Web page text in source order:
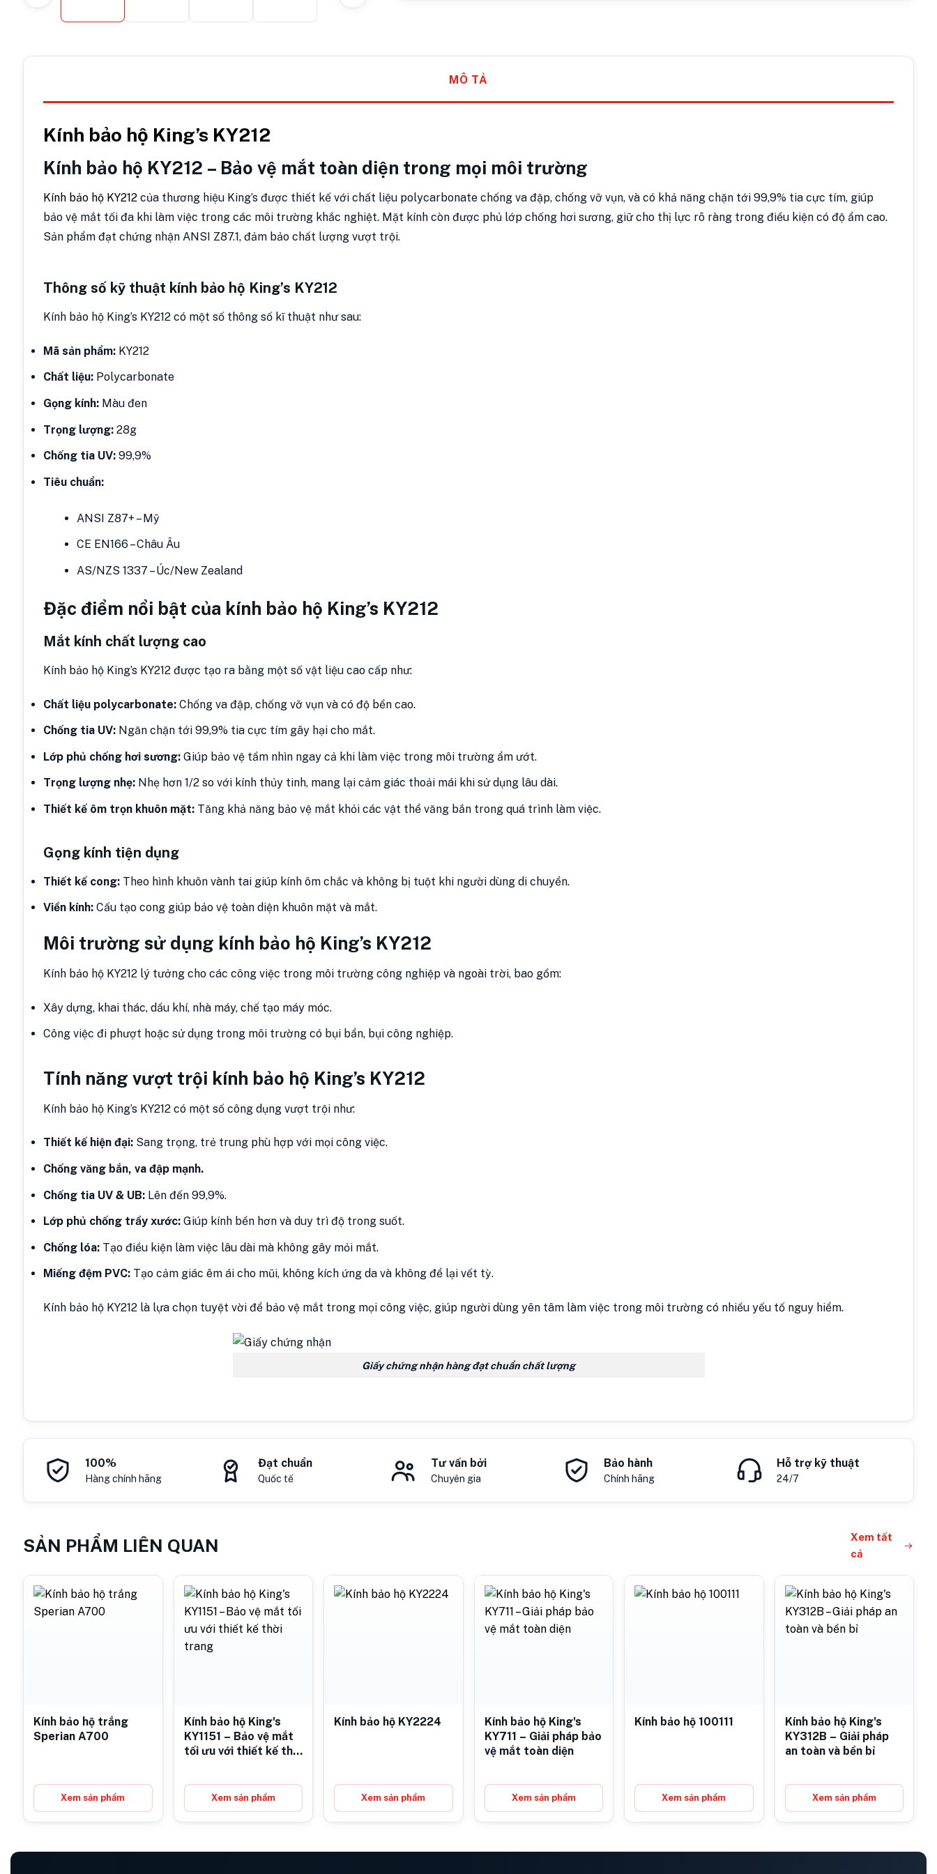
MÔ TẢ
Kính bảo hộ King’s KY212
Kính bảo hộ KY212 – Bảo vệ mắt toàn diện trong mọi môi trường
Kính bảo hộ KY212 của thương hiệu King’s được thiết kế với chất liệu polycarbonate chống va đập, chống vỡ vụn, và có khả năng chặn tới 99,9% tia cực tím, giúp
bảo vệ mắt tối đa khi làm việc trong các môi trường khắc nghiệt. Mặt kính còn được phủ lớp chống hơi sương, giữ cho thị lực rõ ràng trong điều kiện có độ ẩm cao.
Sản phẩm đạt chứng nhận ANSI Z87.1, đảm bảo chất lượng vượt trội.
Thông số kỹ thuật kính bảo hộ King’s KY212
Kính bảo hộ King’s KY212 có một số thông số kĩ thuật như sau:
Mã sản phẩm: KY212
Chất liệu: Polycarbonate
Gọng kính: Màu đen
Trọng lượng: 28g
Chống tia UV: 99,9%
Tiêu chuẩn:
ANSI Z87+ – Mỹ
CE EN166 – Châu Âu
AS/NZS 1337 – Úc/New Zealand
Đặc điểm nổi bật của kính bảo hộ King’s KY212
Mắt kính chất lượng cao
Kính bảo hộ King’s KY212 được tạo ra bằng một số vật liệu cao cấp như:
Chất liệu polycarbonate: Chống va đập, chống vỡ vụn và có độ bền cao.
Chống tia UV: Ngăn chặn tới 99,9% tia cực tím gây hại cho mắt.
Lớp phủ chống hơi sương: Giúp bảo vệ tầm nhìn ngay cả khi làm việc trong môi trường ẩm ướt.
Trọng lượng nhẹ: Nhẹ hơn 1/2 so với kính thủy tinh, mang lại cảm giác thoải mái khi sử dụng lâu dài.
Thiết kế ôm trọn khuôn mặt: Tăng khả năng bảo vệ mắt khỏi các vật thể văng bắn trong quá trình làm việc.
Gọng kính tiện dụng
Thiết kế cong: Theo hình khuôn vành tai giúp kính ôm chắc và không bị tuột khi người dùng di chuyển.
Viền kính: Cấu tạo cong giúp bảo vệ toàn diện khuôn mặt và mắt.
Môi trường sử dụng kính bảo hộ King’s KY212
Kính bảo hộ KY212 lý tưởng cho các công việc trong môi trường công nghiệp và ngoài trời, bao gồm:
Xây dựng, khai thác, dầu khí, nhà máy, chế tạo máy móc.
Công việc đi phượt hoặc sử dụng trong môi trường có bụi bẩn, bụi công nghiệp.
Tính năng vượt trội kính bảo hộ King’s KY212
Kính bảo hộ King’s KY212 có một số công dụng vượt trội như:
Thiết kế hiện đại: Sang trọng, trẻ trung phù hợp với mọi công việc.
Chống văng bắn, va đập mạnh.
Chống tia UV & UB: Lên đến 99,9%.
Lớp phủ chống trầy xước: Giúp kính bền hơn và duy trì độ trong suốt.
Chống lóa: Tạo điều kiện làm việc lâu dài mà không gây mỏi mắt.
Miếng đệm PVC: Tạo cảm giác êm ái cho mũi, không kích ứng da và không để lại vết tỳ.
Kính bảo hộ KY212 là lựa chọn tuyệt vời để bảo vệ mắt trong mọi công việc, giúp người dùng yên tâm làm việc trong môi trường có nhiều yếu tố nguy hiểm.
Giấy chứng nhận hàng đạt chuẩn chất lượng
100%
Hàng chính hãng
Đạt chuẩn
Quốc tế
Tư vấn bởi
Chuyên gia
Bảo hành
Chính hãng
Hỗ trợ kỹ thuật
24/7
SẢN PHẨM LIÊN QUAN
Xem tất
cả
Kính bảo hộ trắng
Sperian A700
Xem sản phẩm
Kính bảo hộ King's
KY1151 – Bảo vệ mắt
tối ưu với thiết kế thời
Xem sản phẩm
Kính bảo hộ KY2224
Xem sản phẩm
Kính bảo hộ King's
KY711 – Giải pháp bảo
vệ mắt toàn diện
Xem sản phẩm
Kính bảo hộ 100111
Xem sản phẩm
Kính bảo hộ King's
KY312B – Giải pháp
an toàn và bền bỉ
Xem sản phẩm